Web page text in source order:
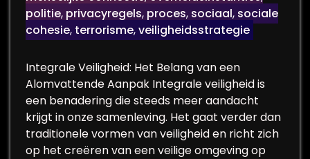
politie, privacyregels, proces, sociaal, sociale
cohesie, terrorisme,veiligheidsstrategie
Integrale Veiligheid: Het Belang van een
Alomvattende Aanpak Integrale veiligheid is
een benadering die steeds meer aandacht
krijgt in onze samenleving. Het gaat verder dan
traditionele vormen van veiligheid en richt zich
op het creëren van een veilige omgeving op